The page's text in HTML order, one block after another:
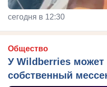
сегодня в 12:30
Общество
У Wildberries может
собственный